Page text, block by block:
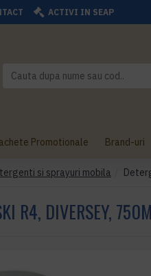
ACTIVI IN SEAP
Promotionale Brand-uri
si sprayuri mobila
R4, DIVERSEY,